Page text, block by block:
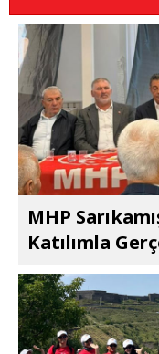
MHP
Katılımla